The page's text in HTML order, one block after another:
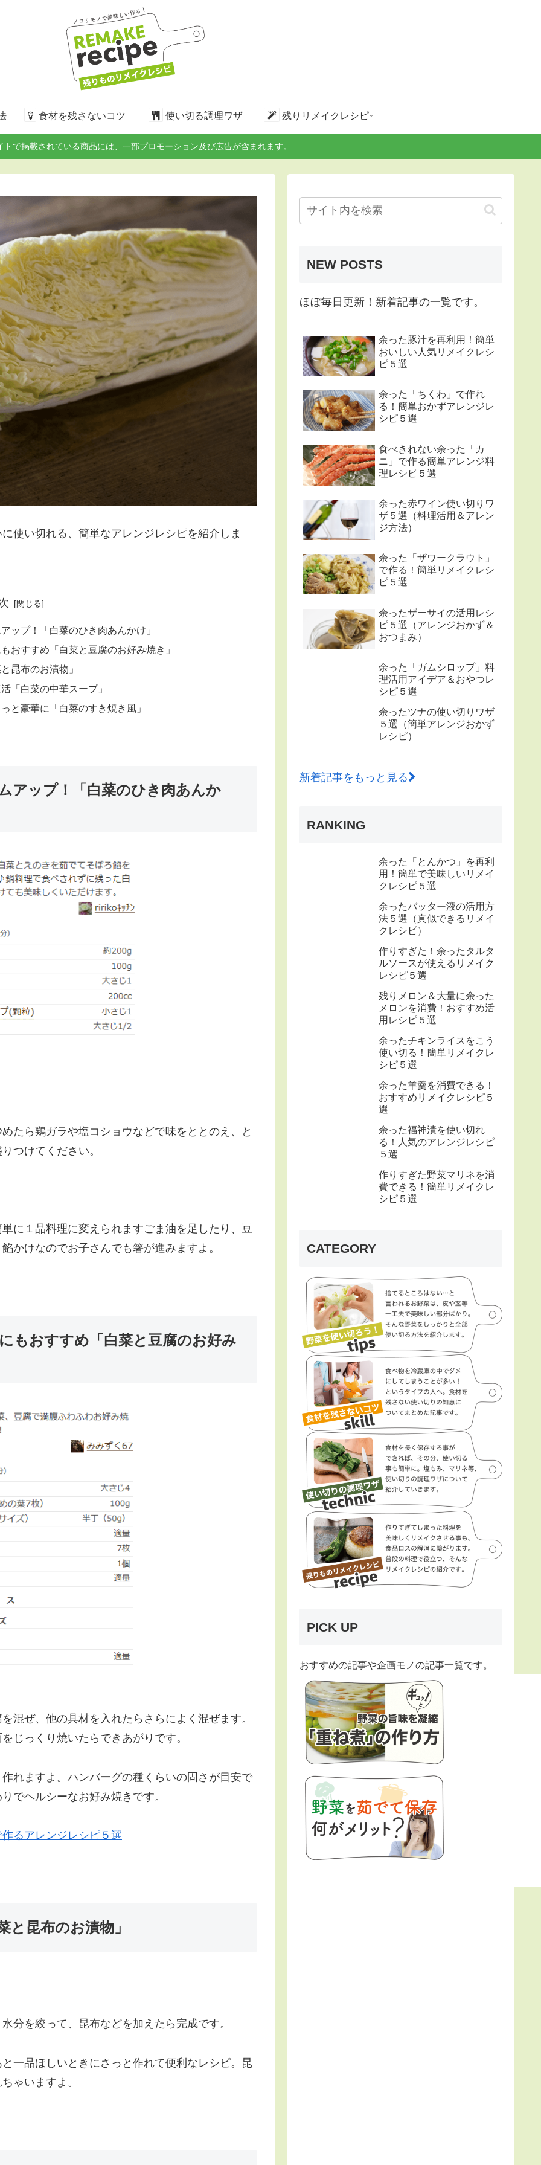
食材を残さないコツ 使い切る調理ワザ 残りリメイクレシピ
トで掲載されている商品には、一部プロモーション及び広告が含まれます。
使い切れる、簡単なアレンジレシピを紹介しま
ップ！「白菜のひき肉あんかけ」
おすすめ「白菜と豆腐のお好み焼き」
昆布のお漬物」
「白菜の中華スープ」
と豪華に「白菜のすき焼き風」
アップ！「白菜のひき肉あんか
たら鶏ガラや塩コショウなどで味をととのえ、と
つけてください。
に１品料理に変えられますごま油を足したり、豆
かけなのでお子さんでも箸が進みますよ。
もおすすめ「白菜と豆腐のお好み
混ぜ、他の具材を入れたらさらによく混ぜます。
じっくり焼いたらできあがりです。
れますよ。ハンバーグの種くらいの固さが目安で
でヘルシーなお好み焼きです。
るアレンジレシピ５選
昆布のお漬物」
分を絞って、昆布などを加えたら完成です。
一品ほしいときにさっと作れて便利なレシピ。昆
ゃいますよ。
NEW POSTS
ほぼ毎日更新！新着記事の一覧です。
余った豚汁を再利用！簡単
おいしい人気リメイクレシ
ピ５選
余った「ちくわ」で作れ
る！簡単おかずアレンジレ
シピ５選
食べきれない余った「カ
ニ」で作る簡単アレンジ料
理レシピ５選
余った赤ワイン使い切りワ
ザ５選（料理活用＆アレン
ジ方法）
余った「ザワークラウト」
で作る！簡単リメイクレシ
ピ５選
余ったザーサイの活用レシ
ピ５選（アレンジおかず＆
おつまみ）
余った「ガムシロップ」料
理活用アイデア＆おやつレ
シピ５選
余ったツナの使い切りワザ
５選（簡単アレンジおかず
レシピ）
新着記事をもっと見る
RANKING
余った「とんかつ」を再利
用！簡単で美味しいリメイ
クレシピ５選
余ったバッター液の活用方
法５選（真似できるリメイ
クレシピ）
作りすぎた！余ったタルタ
ルソースが使えるリメイク
レシピ５選
残りメロン＆大量に余った
メロンを消費！おすすめ活
用レシピ５選
余ったチキンライスをこう
使い切る！簡単リメイクレ
シピ５選
余った羊羹を消費できる！
おすすめリメイクレシピ５
選
余った福神漬を使い切れ
る！人気のアレンジレシピ
５選
作りすぎた野菜マリネを消
費できる！簡単リメイクレ
シピ５選
CATEGORY
PICK UP
おすすめの記事や企画モノの記事一覧です。